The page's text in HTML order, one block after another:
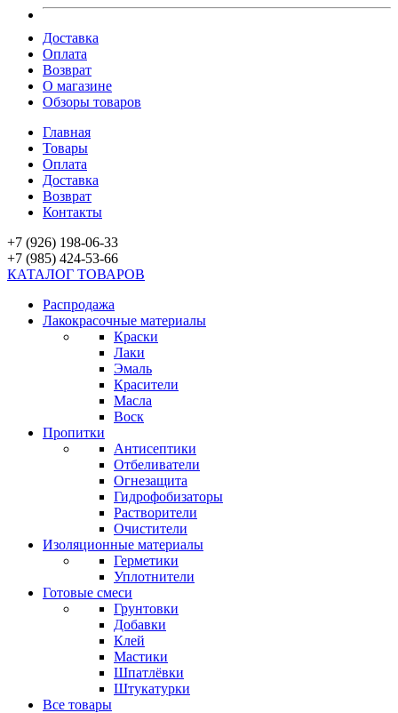
Доставка
Оплата
Возврат
О магазине
Обзоры товаров
Главная
Товары
Оплата
Доставка
Возврат
Контакты
+7 (926) 198-06-33
+7 (985) 424-53-66
КАТАЛОГ ТОВАРОВ
Распродажа
Лакокрасочные материалы
Краски
Лаки
Эмаль
Красители
Масла
Воск
Пропитки
Антисептики
Отбеливатели
Огнезащита
Гидрофобизаторы
Растворители
Очистители
Изоляционные материалы
Герметики
Уплотнители
Готовые смеси
Грунтовки
Добавки
Клей
Мастики
Шпатлёвки
Штукатурки
Все товары